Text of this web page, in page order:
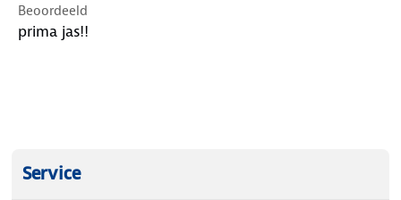
Beoordeeld
prima jas!!
Service